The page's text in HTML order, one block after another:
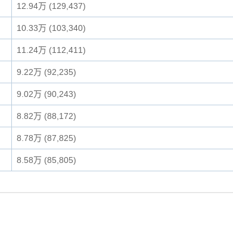
12.94万 (129,437)
10.33万 (103,340)
11.24万 (112,411)
9.22万 (92,235)
9.02万 (90,243)
8.82万 (88,172)
8.78万 (87,825)
8.58万 (85,805)